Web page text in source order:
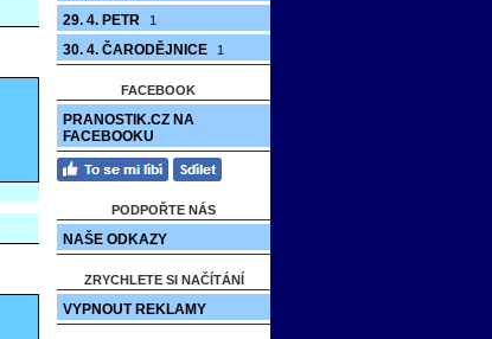
29. 4. PETR 1
30. 4. ČARODĚJNICE 1
FACEBOOK
PRANOSTIK.CZ NA
FACEBOOKU
PODPOŘTE NÁS
NAŠE ODKAZY
ZRYCHLETE SI NAČÍTÁNÍ
VYPNOUT REKLAMY